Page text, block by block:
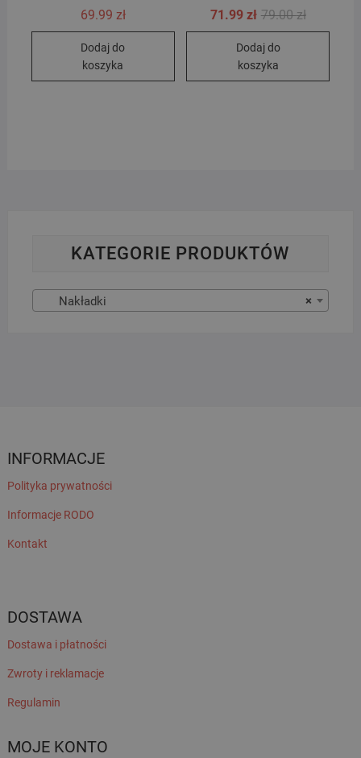
69.99 zł
Dodaj do
koszyka
79.00złPierwotna
71.99 zł
Aktualna
Dodaj do
koszyka
KATEGORIE PRODUKTÓW
×
Nakładki
INFORMACJE
Polityka prywatności
Informacje RODO
Kontakt
DOSTAWA
Dostawa i płatności
Zwroty i reklamacje
Regulamin
MOJE KONTO